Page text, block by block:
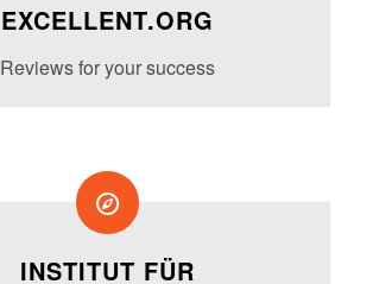
EXCELLENT.ORG
Reviews for your success
INSTITUT FÜR